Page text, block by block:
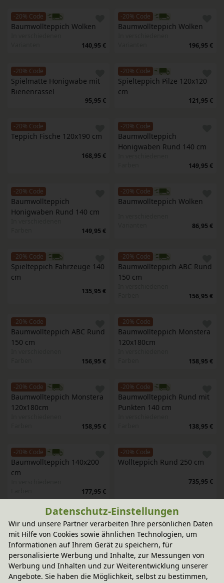
-20% Code
Baumwollteppich Wolken
140,95 €
-20% Code
Baumwollteppich Wolken
196,95 €
-20% Code
Spielmatte Honigwabe mit
Bienenrassel
95,95 €
-20% Code
Spielteppich Pilze 120x120
cm
121,95 €
-20% Code
Teppich Fische 120x190 cm
168,95 €
-20% Code
Baumwollteppich
Honigwaben Rund 140 cm
149,95 €
-20% Code
Baumwollteppich
Honigwaben Rund 140 cm
149,95 €
-20% Code
Baumwollteppich Wolken
86,95 €
-20% Code
Spielteppich Fahrzeuge 140
cm
135,95 €
-20% Code
Baumwollteppich ABC Rund
150 cm
156,95 €
-20% Code
Baumwollteppich ABC Rund
150 cm
156,95 €
-20% Code
Baumwollteppich Monstera
120x180cm
158,95 €
-20% Code
Baumwollteppich Monstera
120x180cm
158,95 €
-20% Code
Baumwollteppich Rund mit
Punkten 140 cm
138,95 €
-20% Code
Baumwollteppich 140x200
cm
177,95 €
-20% Code
Wollteppich Rund 250 cm
735,95 €
Baumwollteppich
Honigwaben Rund 140 cm
In verschiedenen
Farben
149,95 €
-20% Code
Baumwollteppich Rund mit
Pompons 120 cm
In verschiedenen
Farben
107,95 €
Datenschutz-Einstellungen
Wir und unsere Partner verarbeiten Ihre persönlichen Daten
mit Hilfe von Cookies sowie ähnlichen Technologien, um
Informationen auf Ihrem Gerät zu speichern, für
personalisierte Werbung und Inhalte, zur Messungen von
Werbung und Inhalten und zur Weiterentwicklung unserer
Angebote. Sie haben die Möglichkeit, selbst zu bestimmen,